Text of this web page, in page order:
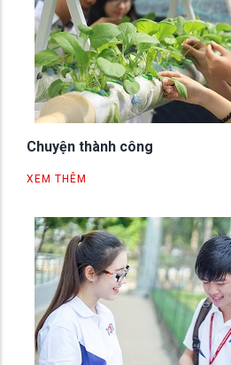
Chuyện thành công
XEM THÊM